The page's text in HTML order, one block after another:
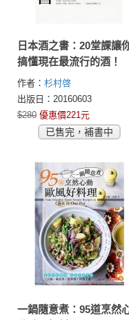
日本酒之書：20堂課讓
搞懂現在最流行的酒！
作者： 杉村啓
出版日：20160603
$280 優惠價221元
已售完，補書中
一鍋隨意煮：95道烹然